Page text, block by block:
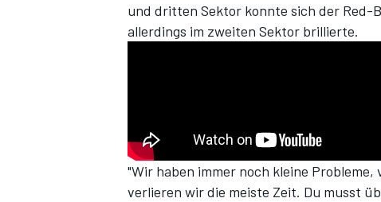
und dritten Sektor konnte sich der
allerdings im zweiten Sektor brillierte.
"Wir haben immer noch kleine
verlieren wir die meiste Zeit. Du musst